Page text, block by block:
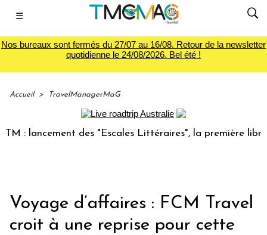
☰
Nos bureaux sont fermés du 27/07 au 16/08. Retour de la newsletter
quotidienne le 24/08/2026. Bel été !
Accueil > TravelManagerMaG
des "Escales Littéraires", la première librairie
Voyage d’affaires : FCM Travel
croit à une reprise pour cette